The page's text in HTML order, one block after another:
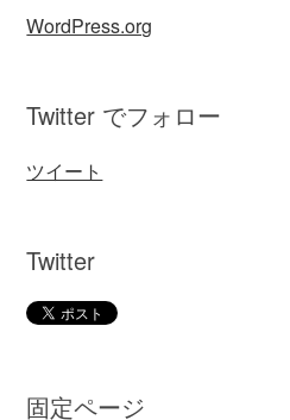
WordPress.org
Twitter でフォロー
ツイート
Twitter
固定ページ